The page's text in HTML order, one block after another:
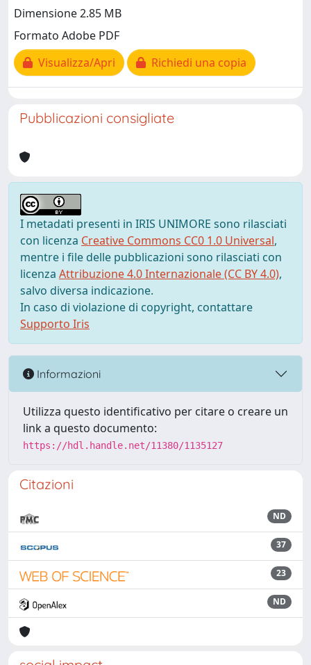
Dimensione 2.85 MB
Formato Adobe PDF
Visualizza/Apri
Richiedi una copia
Pubblicazioni consigliate
I metadati presenti in IRIS UNIMORE sono rilasciati
con licenza Creative Commons CC0 1.0 Universal,
mentre i file delle pubblicazioni sono rilasciati con
licenza Attribuzione 4.0 Internazionale (CC BY 4.0),
salvo diversa indicazione.
In caso di violazione di copyright, contattare
Supporto Iris
Informazioni
Utilizza questo identificativo per citare o creare un
link a questo documento:
https://hdl.handle.net/11380/1135127
Citazioni
ND
37
23
ND